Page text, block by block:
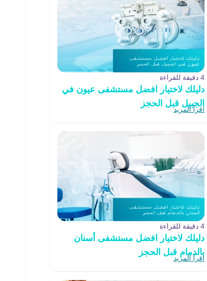
4 دقيقة للقراءة
دليلك لاختيار افضل مستشفى عيون في
الجبيل قبل الحجز
اقرأ المزيد
4 دقيقة للقراءة
دليلك لاختيار افضل مستشفى أسنان
بالدمام قبل الحجز
اقرأ المزيد